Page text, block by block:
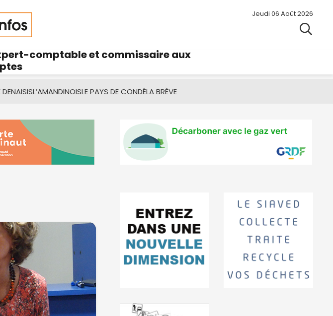
Jeudi 06 Août 2026
comptable et commissaire aux
DENAISISL’AMANDINOISLE PAYS DE CONDÉLA BRÈVE